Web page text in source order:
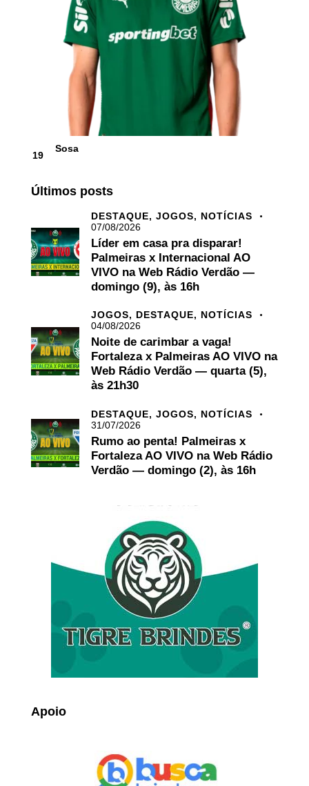
19
Sosa
Últimos posts
DESTAQUE, JOGOS, NOTÍCIAS
07/08/2026
Líder em casa pra disparar!
Palmeiras x Internacional AO
VIVO na Web Rádio Verdão —
domingo (9), às 16h
JOGOS, DESTAQUE, NOTÍCIAS
04/08/2026
Noite de carimbar a vaga!
Fortaleza x Palmeiras AO VIVO na
Web Rádio Verdão — quarta (5),
às 21h30
DESTAQUE, JOGOS, NOTÍCIAS
31/07/2026
Rumo ao penta! Palmeiras x
Fortaleza AO VIVO na Web Rádio
Verdão — domingo (2), às 16h
Apoio